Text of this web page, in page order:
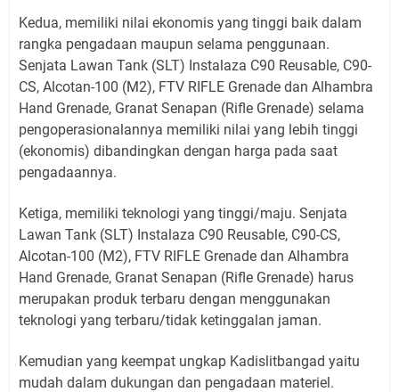
Kedua, memiliki nilai ekonomis yang tinggi baik dalam
rangka pengadaan maupun selama penggunaan.
Senjata Lawan Tank (SLT) Instalaza C90 Reusable, C90-
CS, Alcotan-100 (M2), FTV RIFLE Grenade dan Alhambra
Hand Grenade, Granat Senapan (Rifle Grenade) selama
pengoperasionalannya memiliki nilai yang lebih tinggi
(ekonomis) dibandingkan dengan harga pada saat
pengadaannya.
Ketiga, memiliki teknologi yang tinggi/maju. Senjata
Lawan Tank (SLT) Instalaza C90 Reusable, C90-CS,
Alcotan-100 (M2), FTV RIFLE Grenade dan Alhambra
Hand Grenade, Granat Senapan (Rifle Grenade) harus
merupakan produk terbaru dengan menggunakan
teknologi yang terbaru/tidak ketinggalan jaman.
Kemudian yang keempat ungkap Kadislitbangad yaitu
mudah dalam dukungan dan pengadaan materiel.